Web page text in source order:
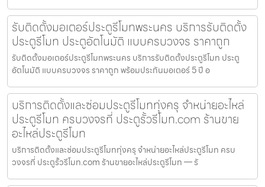
รับติดตั้งมอเตอร์ประตูรีโมทพระนคร บริการรับติดตั้ง
ประตูรีโมท ประตูอัตโนมัติ แบบครบวงจร ราคาถูก
รับติดตั้งมอเตอร์ประตูรีโมทพระนคร บริการรับติดตั้งประตูรีโมท ประตู
อัตโนมัติ แบบครบวงจร ราคาถูก พร้อมประกันมอเตอร์ 5 ปี อ
บริการติดตั้งและซ่อมประตูรีโมททุ่งครุ จำหน่ายอะไหล่
ประตูรีโมท ครบวงจรที่ ประตูรั้วรีโมท.com ร้านขาย
อะไหล่ประตูรีโมท
บริการติดตั้งและซ่อมประตูรีโมททุ่งครุ จำหน่ายอะไหล่ประตูรีโมท ครบ
วงจรที่ ประตูรั้วรีโมท.com ร้านขายอะไหล่ประตูรีโมท — รั